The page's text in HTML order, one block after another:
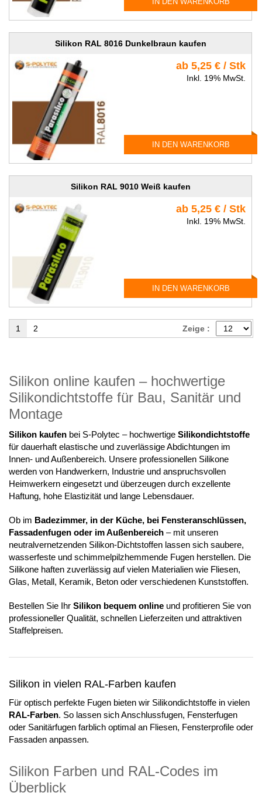
Silikon RAL 8016 Dunkelbraun kaufen
ab 5,25 € / Stk
Inkl. 19% MwSt.
IN DEN WARENKORB
Silikon RAL 9010 Weiß kaufen
ab 5,25 € / Stk
Inkl. 19% MwSt.
IN DEN WARENKORB
Zeige :
1 2
Silikon online kaufen – hochwertige
Silikondichtstoffe für Bau, Sanitär und
Montage
Silikon kaufen bei S-Polytec – hochwertige Silikondichtstoffe
für dauerhaft elastische und zuverlässige Abdichtungen im
Innen- und Außenbereich. Unsere professionellen Silikone
werden von Handwerkern, Industrie und anspruchsvollen
Heimwerkern eingesetzt und überzeugen durch exzellente
Haftung, hohe Elastizität und lange Lebensdauer.
Ob im Badezimmer, in der Küche, bei Fensteranschlüssen,
Fassadenfugen oder im Außenbereich – mit unseren
neutralvernetzenden Silikon-Dichtstoffen lassen sich saubere,
wasserfeste und schimmelpilzhemmende Fugen herstellen. Die
Silikone haften zuverlässig auf vielen Materialien wie Fliesen,
Glas, Metall, Keramik, Beton oder verschiedenen Kunststoffen.
Bestellen Sie Ihr Silikon bequem online und profitieren Sie von
professioneller Qualität, schnellen Lieferzeiten und attraktiven
Staffelpreisen.
Silikon in vielen RAL-Farben kaufen
Für optisch perfekte Fugen bieten wir Silikondichtstoffe in vielen
RAL-Farben. So lassen sich Anschlussfugen, Fensterfugen
oder Sanitärfugen farblich optimal an Fliesen, Fensterprofile oder
Fassaden anpassen.
Silikon Farben und RAL-Codes im
Überblick